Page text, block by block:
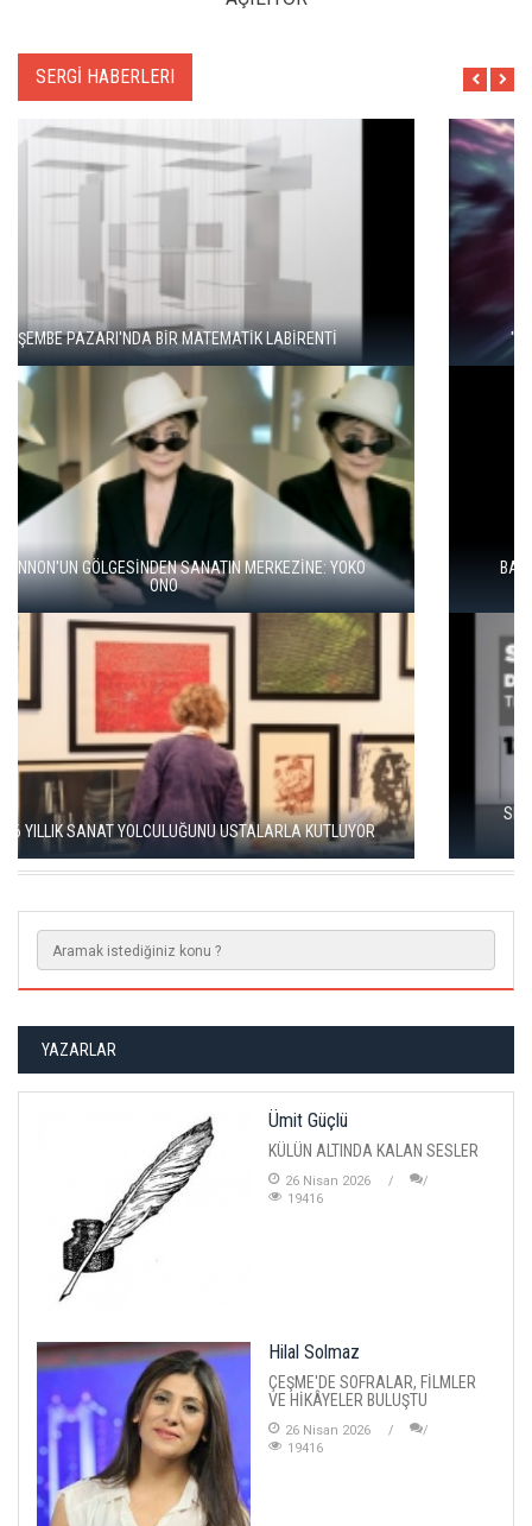
SERGİ HABERLERI
"ŞEHRİ BİZ ÖĞRENMİYORUZ, TELEFONUMUZ ÖĞRENİYOR"
BALKANLAR'DAN ALÇITEPE'YE GÖÇÜN HİKAYESİ: "KÖK HALI"
SERGİSİ AÇILDI
SEÇKİN PİRİM İLE ŞEREFİYE SARNICI'NDA "DÜN İLE BUGÜN"
SERGİSİ
YAZARLAR
Ümit Güçlü
KÜLÜN ALTINDA KALAN SESLER
26 Nisan 2026
19416
Hilal Solmaz
ÇEŞME'DE SOFRALAR, FİLMLER
VE HİKÂYELER BULUŞTU
26 Nisan 2026
19416